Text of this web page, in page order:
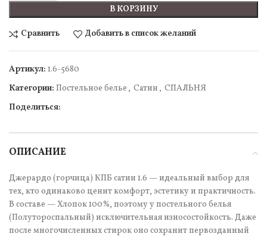
В КОРЗИНУ
Сравнить Добавить в список желаний
Артикул: 1.6-5680
Категории: Постельное белье , Сатин , СПАЛЬНЯ
Поделиться:
ОПИСАНИЕ
Джерардо (горчица) КПБ сатин 1.6 — идеальный выбор для
тех, кто одинаково ценит комфорт, эстетику и практичность.
В составе — Хлопок 100%, поэтому у постельного белья
(Полутороспальный) исключительная износостойкость. Даже
после многочисленных стирок оно сохранит первозданный